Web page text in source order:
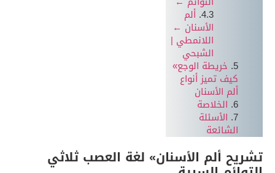
ألم
الأسنان ←
اللانمطي |
الشبحي
خريطة الوجع»
كيف تميز أنواع
ألم الأسنان
الخلاصة
الأسئلة
الشائعة
تشريح ألم الأسنان» لغة العصب ثلاثي